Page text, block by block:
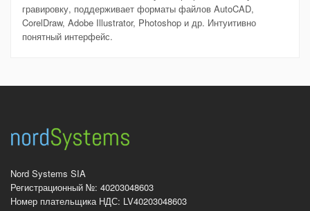
гравировку, поддерживает форматы файлов AutoCAD,
CorelDraw, Adobe Illustrator, Photoshop и др. Интуитивно
понятный интерфейс.
Nord Systems SIA
Регистрационный №: 40203048603
Номер плательщика НДС: LV40203048603